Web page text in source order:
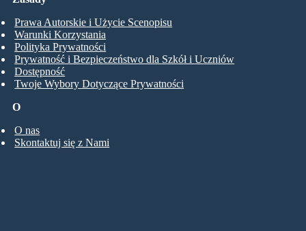
O
O nas
Skontaktuj się z Nami
Prawa Autorskie i Użycie Scenopisu
Warunki Korzystania
Polityka Prywatności
Prywatność i Bezpieczeństwo dla Szkół i Uczniów
Dostępność
Twoje Wybory Dotyczące Prywatności